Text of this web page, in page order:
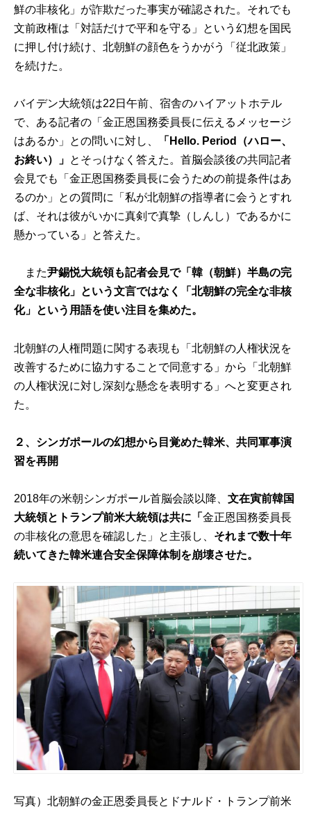
鮮の非核化」が詐欺だった事実が確認された。それでも
文前政権は「対話だけで平和を守る」という幻想を国民
に押し付け続け、北朝鮮の顔色をうかがう「従北政策」
を続けた。
バイデン大統領は22日午前、宿舎のハイアットホテル
で、ある記者の「金正恩国務委員長に伝えるメッセージ
はあるか」との問いに対し、
「Hello. Period（ハロー、
お終い）」 とそっけなく答えた。首脳会談後の共同記者
会見でも「金正恩国務委員長に会うための前提条件はあ
るのか」との質問に「私が北朝鮮の指導者に会うとすれ
ば、それは彼がいかに真剣で真摯（しんし）であるかに
懸かっている」と答えた。
また尹錫悦大統領も記者会見で「韓（朝鮮）半島の完
全な非核化」という文言ではなく「北朝鮮の完全な非核
化」という用語を使い注目を集めた。
北朝鮮の人権問題に関する表現も「北朝鮮の人権状況を
改善するために協力することで同意する」から「北朝鮮
の人権状況に対し深刻な懸念を表明する」へと変更され
た。
２、シンガポールの幻想から目覚めた韓米、共同軍事演
習を再開
2018年の米朝シンガポール首脳会談以降、文在寅前韓国
大統領とトランプ前米大統領は共に「金正恩国務委員長
の非核化の意思を確認した」と主張し、 それまで数十年
続いてきた韓米連合安全保障体制を崩壊させた。
写真）北朝鮮の金正恩委員長とドナルド・トランプ前米